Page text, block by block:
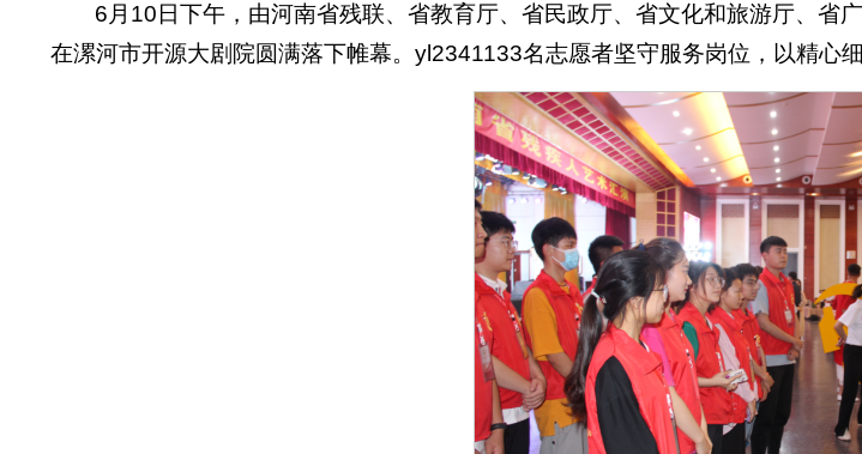
6月10日下午，由河南省残联、省教育厅、省民政厅、省文化和旅游厅、省
在漯河市开源大剧院圆满落下帷幕。yl2341133名志愿者坚守服务岗位，以精心